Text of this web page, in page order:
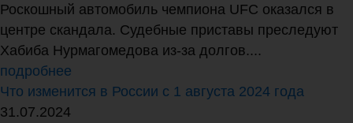
Роскошный автомобиль чемпиона UFC оказался в
центре скандала. Судебные приставы преследуют
Хабиба Нурмагомедова из-за долгов....
подробнее
Что изменится в России с 1 августа 2024 года
31.07.2024